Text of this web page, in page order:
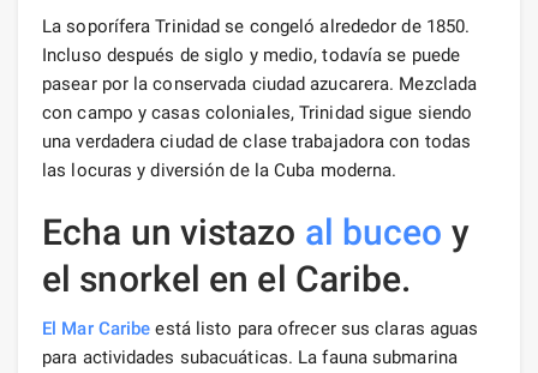
La soporífera Trinidad se congeló alrededor de 1850.
Incluso después de siglo y medio, todavía se puede
pasear por la conservada ciudad azucarera. Mezclada
con campo y casas coloniales, Trinidad sigue siendo
una verdadera ciudad de clase trabajadora con todas
las locuras y diversión de la Cuba moderna.
Echa un vistazo al buceo y
el snorkel en el Caribe.
El Mar Caribe está listo para ofrecer sus claras aguas
para actividades subacuáticas. La fauna submarina